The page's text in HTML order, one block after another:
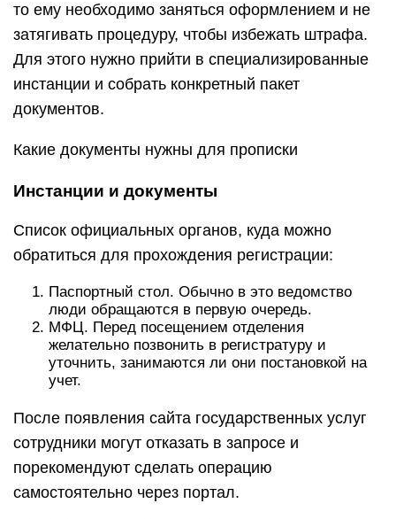
то ему необходимо заняться оформлением и не
затягивать процедуру, чтобы избежать штрафа.
Для этого нужно прийти в специализированные
инстанции и собрать конкретный пакет
документов.
Какие документы нужны для прописки
Инстанции и документы
Список официальных органов, куда можно
обратиться для прохождения регистрации:
Паспортный стол. Обычно в это ведомство
люди обращаются в первую очередь.
МФЦ. Перед посещением отделения
желательно позвонить в регистратуру и
уточнить, занимаются ли они постановкой на
учет.
После появления сайта государственных услуг
сотрудники могут отказать в запросе и
порекомендуют сделать операцию
самостоятельно через портал.